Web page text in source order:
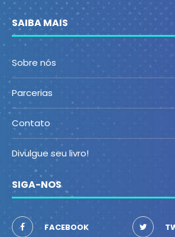
SAIBA MAIS
Sobre nós
Parcerias
Contato
Divulgue seu livro!
SIGA-NOS
FACEBOOK